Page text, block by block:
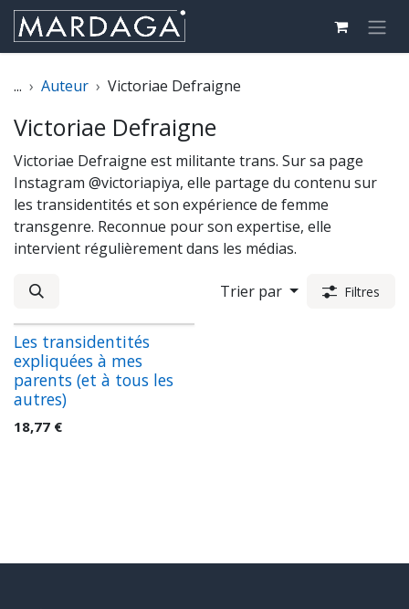
Se rendre au contenu
... Auteur Victoriae Defraigne
Victoriae Defraigne
Victoriae Defraigne est militante trans. Sur sa page
Instagram @victoriapiya, elle partage du contenu sur
les transidentités et son expérience de femme
transgenre. Reconnue pour son expertise, elle
intervient régulièrement dans les médias.
Trier par Filtres
Les transidentités
expliquées à mes
parents (et à tous les
autres)
18,77 €